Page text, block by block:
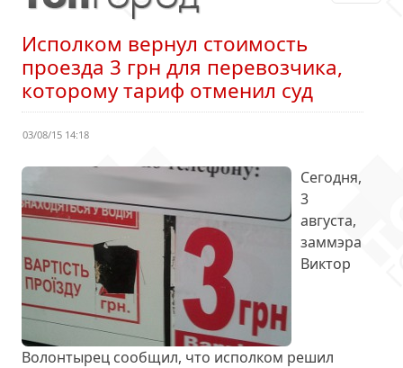
Исполком вернул стоимость
проезда 3 грн для перевозчика,
которому тариф отменил суд
03/08/15 14:18
Сегодня,
3
августа,
заммэра
Виктор
Волонтырец сообщил, что исполком решил